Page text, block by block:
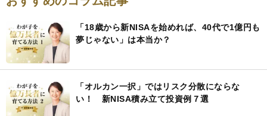
「18歳から新NISAを始めれば、40代で1億円も
夢じゃない」は本当か？
「オルカン一択」ではリスク分散にならな
い！ 新NISA積み立て投資例７選